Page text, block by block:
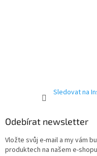
Sledovat na
Odebírat newsletter
Vložte svůj e-mail a my vám
produktech na našem e-